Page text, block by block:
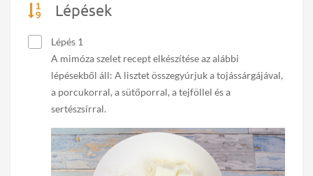
Lépések
Lépés 1
A mimóza szelet recept elkészítése az alábbi
lépésekből áll: A lisztet összegyúrjuk a tojássárgájával,
a porcukorral, a sütőporral, a tejföllel és a
sertészsírral.